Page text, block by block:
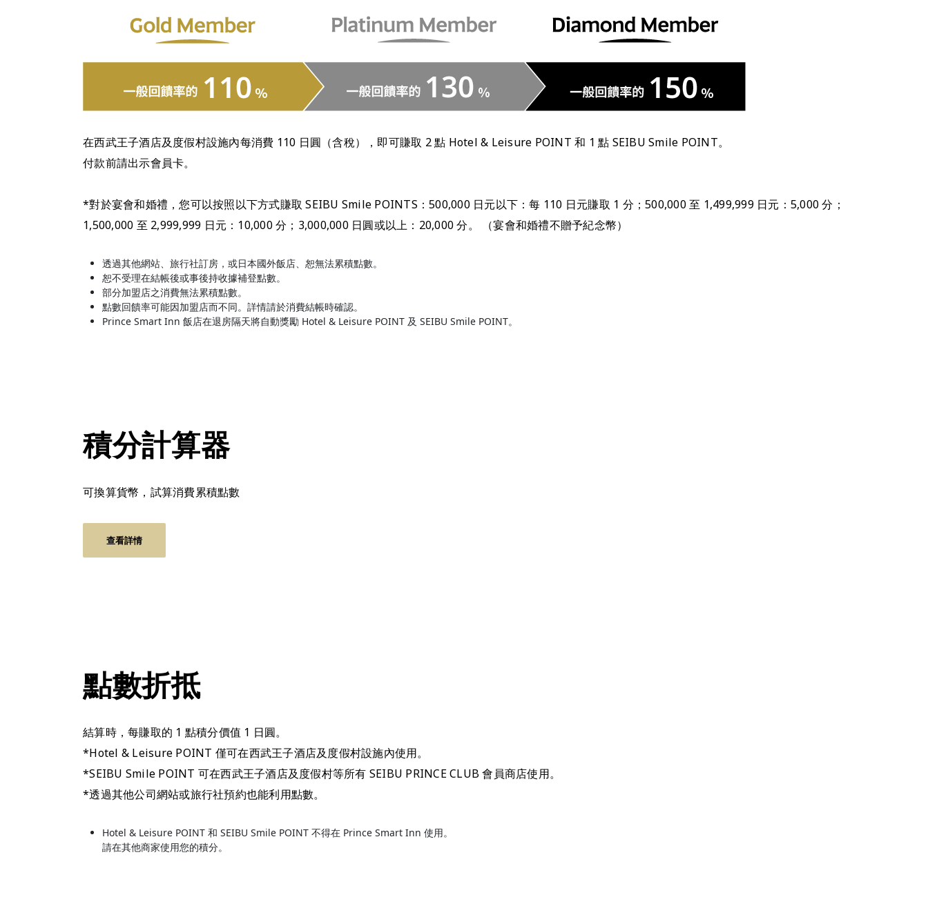
在西武王子酒店及度假村設施內每消費 110 日圓（含稅），即可賺取 2 點 Hotel & Leisure POINT 和 1 點 SEIBU Smile POINT。
付款前請出示會員卡。
*對於宴會和婚禮，您可以按照以下方式賺取 SEIBU Smile POINTS：500,000 日元以下：每 110 日元賺取 1 分；500,000 至 1,499,999 日元：5,000 分；
1,500,000 至 2,999,999 日元：10,000 分；3,000,000 日圓或以上：20,000 分。 （宴會和婚禮不贈予紀念幣）
透過其他網站、旅行社訂房，或日本國外飯店、恕無法累積點數。
恕不受理在結帳後或事後持收據補登點數。
部分加盟店之消費無法累積點數。
點數回饋率可能因加盟店而不同。詳情請於消費結帳時確認。
Prince Smart Inn 飯店在退房隔天將自動獎勵 Hotel & Leisure POINT 及 SEIBU Smile POINT。
積分計算器
可換算貨幣，試算消費累積點數
查看詳情
點數折抵
結算時，每賺取的 1 點積分價值 1 日圓。
*Hotel & Leisure POINT 僅可在西武王子酒店及度假村設施內使用。
*SEIBU Smile POINT 可在西武王子酒店及度假村等所有 SEIBU PRINCE CLUB 會員商店使用。
*透過其他公司網站或旅行社預約也能利用點數。
Hotel & Leisure POINT 和 SEIBU Smile POINT 不得在 Prince Smart Inn 使用。
請在其他商家使用您的積分。